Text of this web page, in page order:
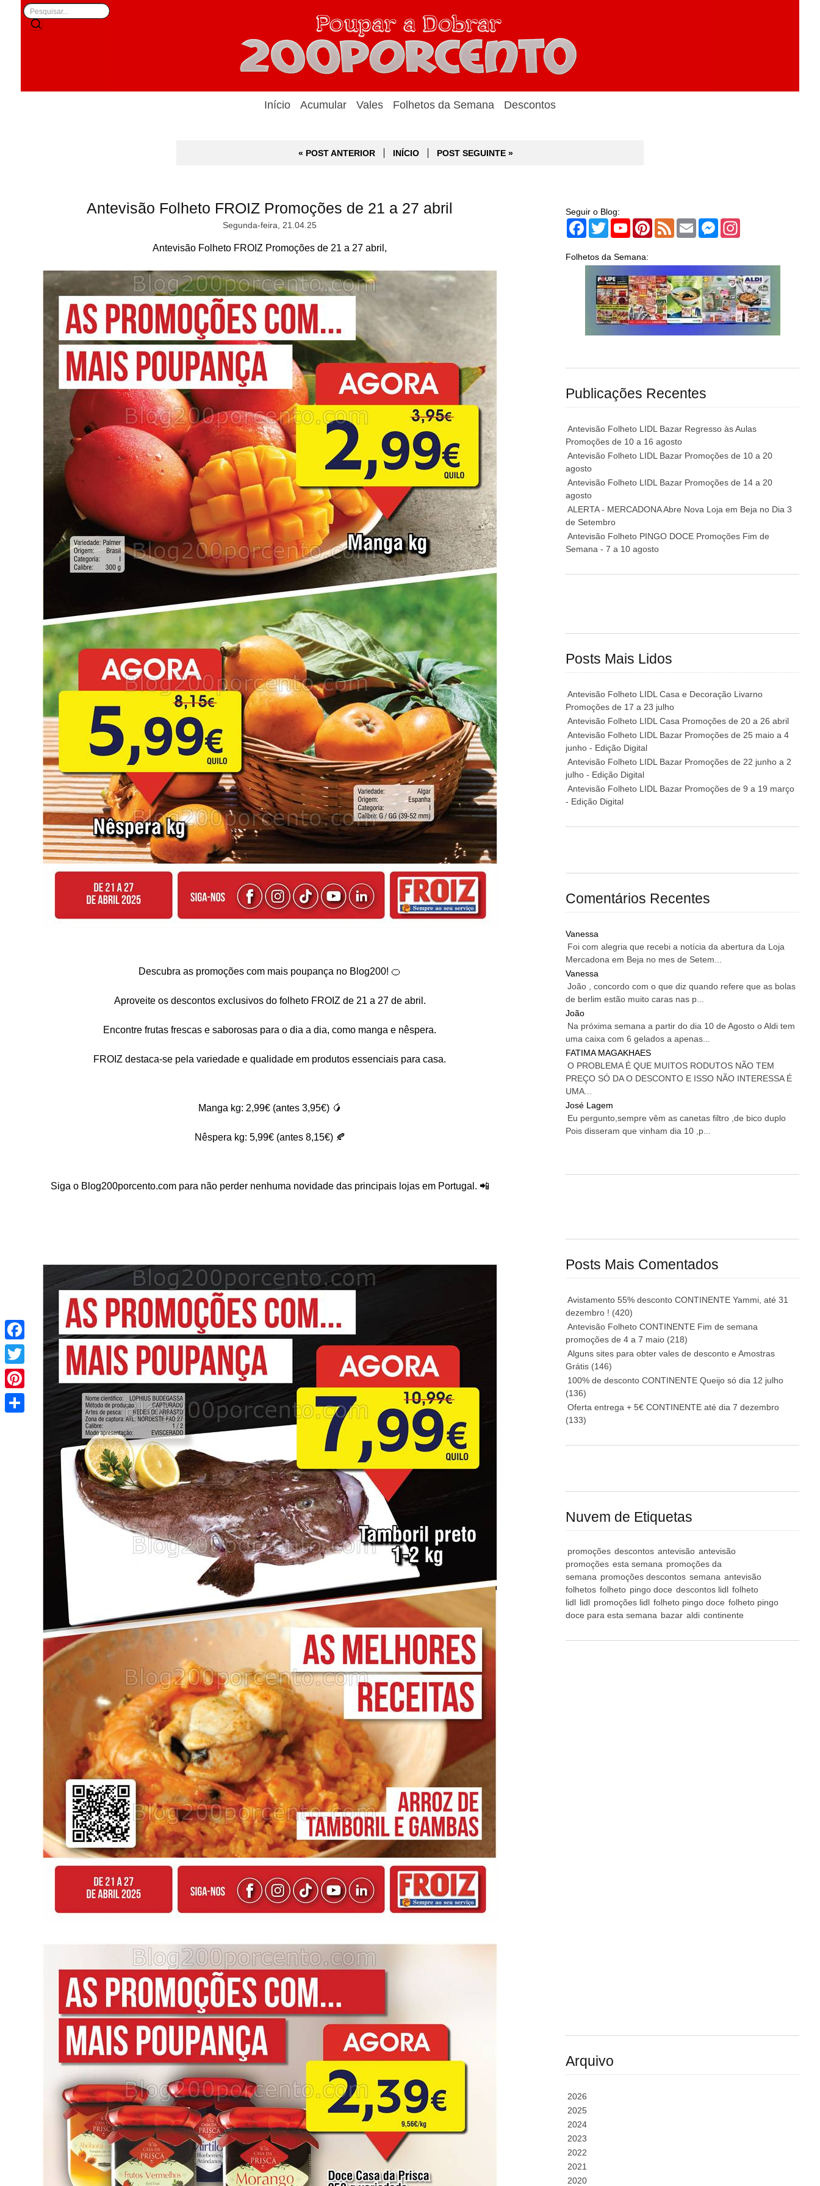
Início Acumular Vales Folhetos da Semana Descontos
« POST ANTERIOR INÍCIO POST SEGUINTE »
Antevisão Folheto FROIZ Promoções de 21 a 27 abril
Segunda-feira, 21.04.25
Antevisão Folheto FROIZ Promoções de 21 a 27 abril,
Descubra as promoções com mais poupança no Blog200! 🍊
Aproveite os descontos exclusivos do folheto FROIZ de 21 a 27 de abril.
Encontre frutas frescas e saborosas para o dia a dia, como manga e nêspera.
FROIZ destaca-se pela variedade e qualidade em produtos essenciais para casa.
Manga kg: 2,99€ (antes 3,95€) 🥭
Nêspera kg: 5,99€ (antes 8,15€) 🍂
Siga o Blog200porcento.com para não perder nenhuma novidade das principais lojas em Portugal. 📲
Seguir o Blog:
Facebook
TwitterYouTubePinterest
Feed Email Messenger
Folhetos da Semana:
Publicações Recentes
Antevisão Folheto LIDL Bazar Regresso às Aulas
Promoções de 10 a 16 agosto
Antevisão Folheto LIDL Bazar Promoções de 10 a 20
agosto
Antevisão Folheto LIDL Bazar Promoções de 14 a 20
agosto
ALERTA - MERCADONA Abre Nova Loja em Beja no Dia 3
de Setembro
Antevisão Folheto PINGO DOCE Promoções Fim de
Semana - 7 a 10 agosto
Posts Mais Lidos
Antevisão Folheto LIDL Casa e Decoração Livarno
Promoções de 17 a 23 julho
Antevisão Folheto LIDL Casa Promoções de 20 a 26 abril
Antevisão Folheto LIDL Bazar Promoções de 25 maio a 4
junho - Edição Digital
Antevisão Folheto LIDL Bazar Promoções de 22 junho a 2
julho - Edição Digital
Antevisão Folheto LIDL Bazar Promoções de 9 a 19 março
- Edição Digital
Comentários Recentes
Vanessa
Foi com alegria que recebi a notícia da abertura da Loja
Mercadona em Beja no mes de Setem...
Vanessa
João , concordo com o que diz quando refere que as bolas
de berlim estão muito caras nas p...
João
Na próxima semana a partir do dia 10 de Agosto o Aldi tem
uma caixa com 6 gelados a apenas...
FATIMA MAGAKHAES
O PROBLEMA É QUE MUITOS RODUTOS NÃO TEM
PREÇO SÓ DA O DESCONTO E ISSO NÃO INTERESSA É
UMA...
José Lagem
Eu pergunto,sempre vêm as canetas filtro ,de bico duplo
Pois disseram que vinham dia 10 ,p...
Posts Mais Comentados
Avistamento 55% desconto CONTINENTE Yammi, até 31
dezembro ! (420)
Antevisão Folheto CONTINENTE Fim de semana
promoções de 4 a 7 maio (218)
Alguns sites para obter vales de desconto e Amostras
Grátis (146)
100% de desconto CONTINENTE Queijo só dia 12 julho
(136)
Oferta entrega + 5€ CONTINENTE até dia 7 dezembro
(133)
Nuvem de Etiquetas
promoções descontos antevisão antevisão
promoções esta semana promoções da
semana promoções descontos semana antevisão
folhetos folheto pingo doce descontos lidl folheto
lidl lidl promoções lidl folheto pingo doce folheto pingo
doce para esta semana bazar aldi continente
Arquivo
2026
2025
2024
2023
2022
2021
2020
Facebook